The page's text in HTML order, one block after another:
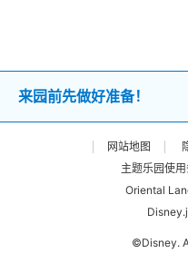
来园前先做好准备！
网站地图
主题乐园使
Oriental
©Disney.